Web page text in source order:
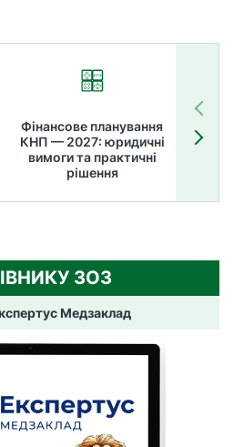
Фінансове планування
КНП — 2027: юридичні
вимоги та практичні
рішення
ЗОЗ
Медзаклад